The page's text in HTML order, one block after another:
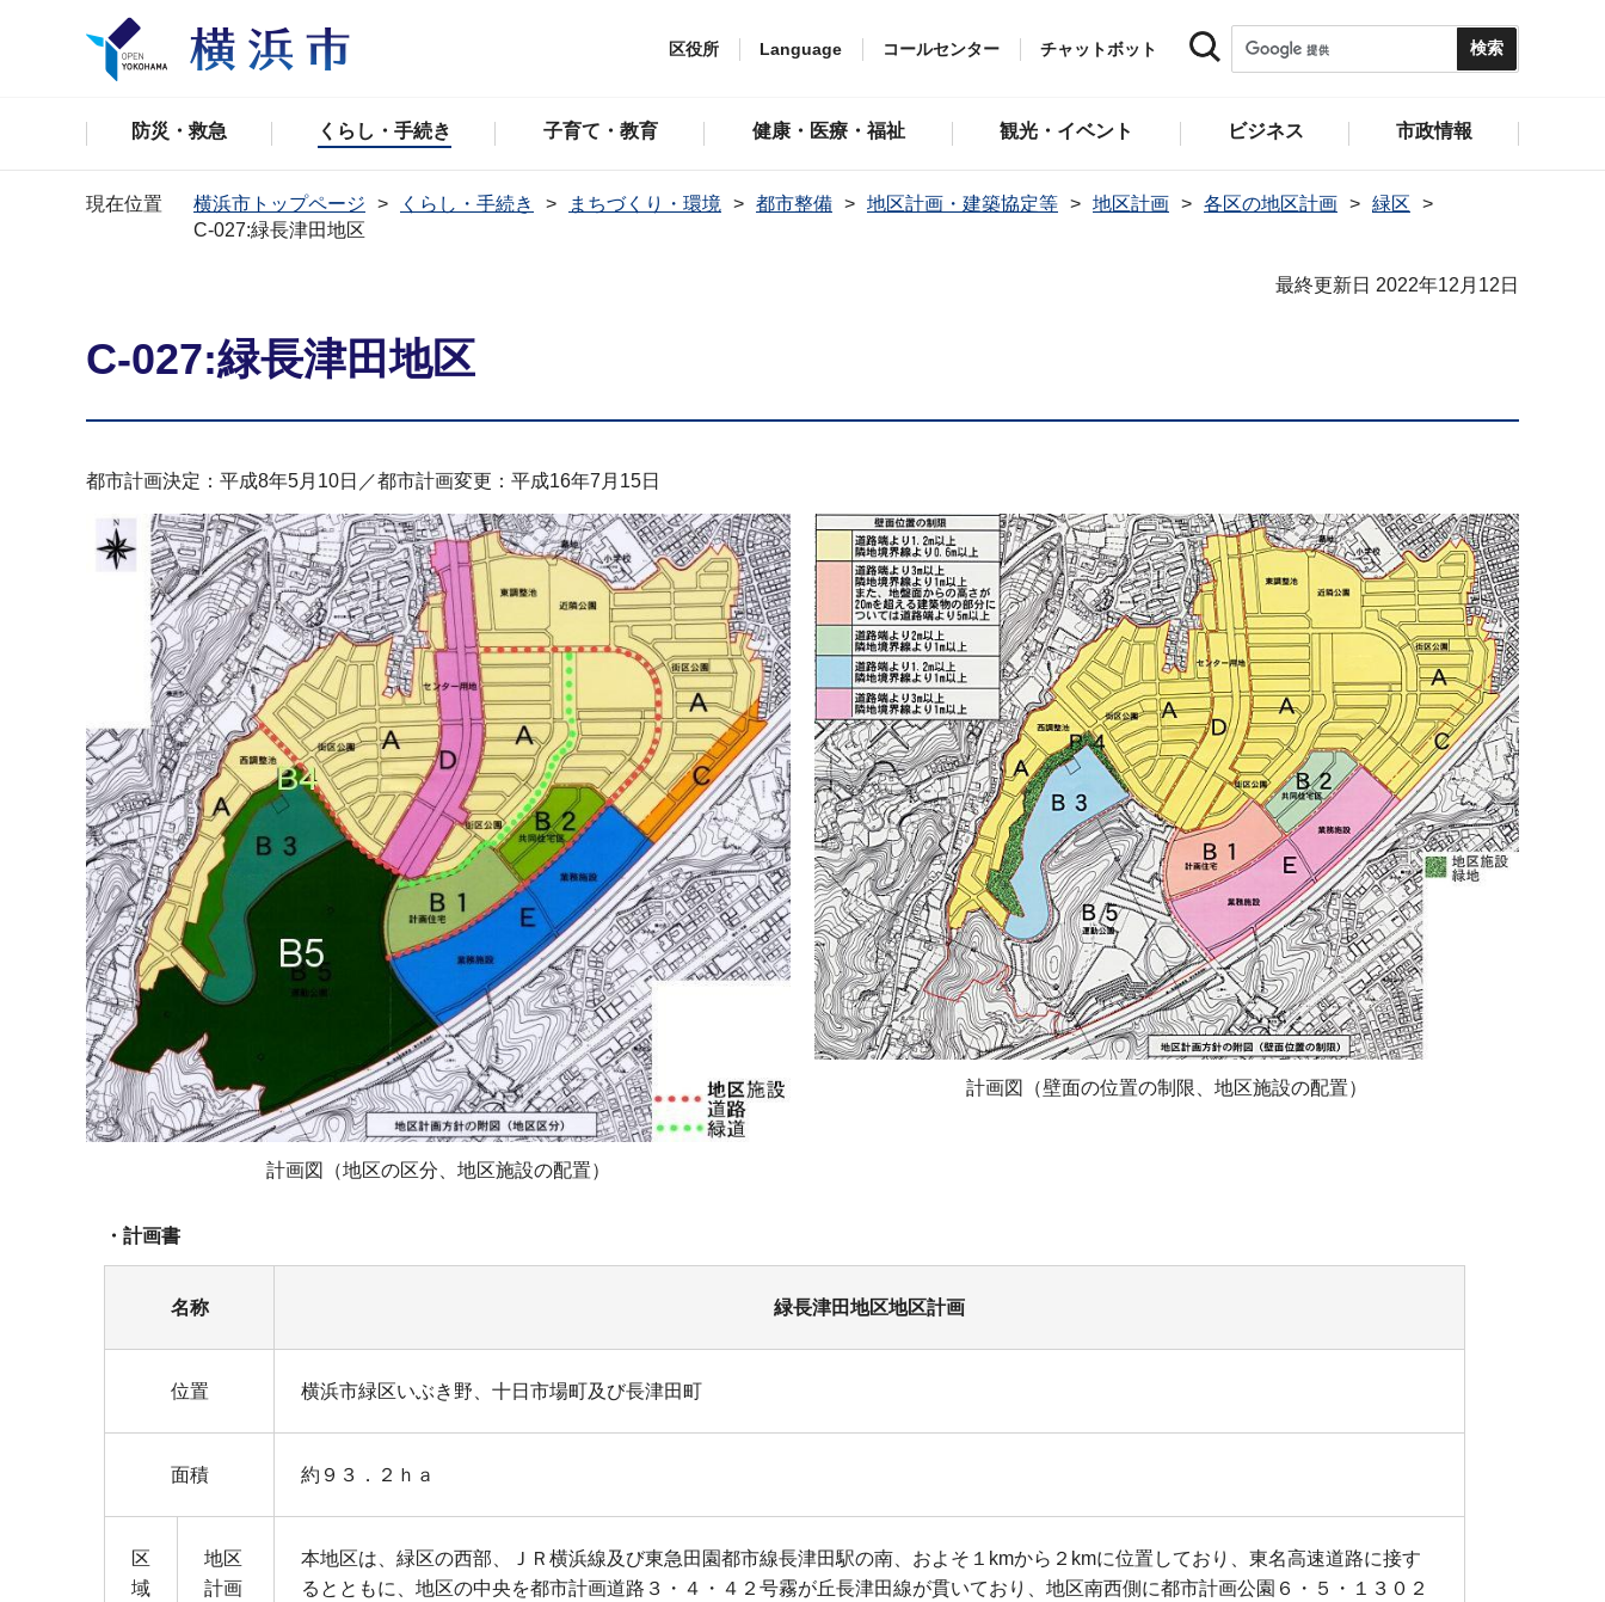
区役所 Language コールセンター チャットボット
防災・救急 くらし・手続き 子育て・教育 健康・医療・福祉 観光・イベント ビジネス 市政情報
現在位置 横浜市トップページ くらし・手続き まちづくり・環境 都市整備 地区計画・建築協定等 地区計画 各区の地区計画
緑区
C-027:緑長津田地区
最終更新日 2022年12月12日
C-027:緑長津田地区
都市計画決定：平成8年5月10日／都市計画変更：平成16年7月15日
計画図（地区の区分、地区施設の配置）
計画図（壁面の位置の制限、地区施設の配置）
・計画書
名称 緑長津田地区地区計画
位置 横浜市緑区いぶき野、十日市場町及び長津田町
面積 約９３．２ｈａ
区
域
地区
計画
本地区は、緑区の西部、ＪＲ横浜線及び東急田園都市線長津田駅の南、およそ１kmから２kmに位置しており、東名高速道路に接す
るとともに、地区の中央を都市計画道路３・４・４２号霧が丘長津田線が貫いており、地区南西側に都市計画公園６・５・１３０２